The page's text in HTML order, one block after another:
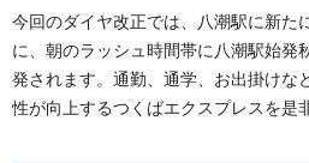
今回のダイヤ改正では、八潮駅に新た
に、朝のラッシュ時間帯に八潮駅始発
発されます。通勤、通学、お出掛けな
性が向上するつくばエクスプレスを是